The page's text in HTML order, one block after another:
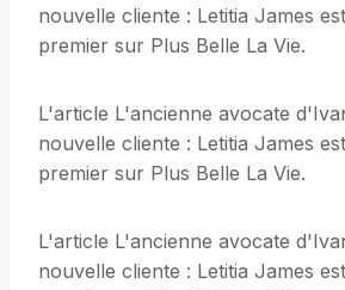
nouvelle cliente : Letitia James
premier sur Plus Belle La Vie.
L'article L'ancienne avocate
nouvelle cliente : Letitia James
premier sur Plus Belle La Vie.
L'article L'ancienne avocate
nouvelle cliente : Letitia James